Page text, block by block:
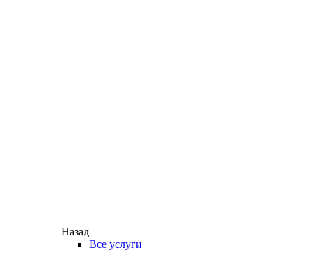
Назад
Все услуги